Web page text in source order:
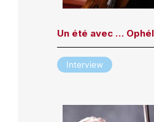
Un été avec …
Interview